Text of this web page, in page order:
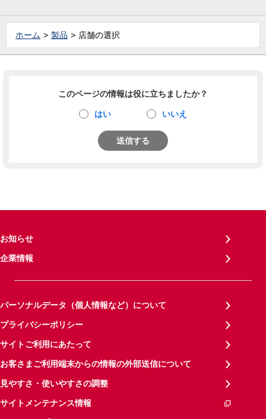
ホーム 製品 店舗の選択
このページの情報は役に立ちましたか？
はい いいえ
送信する
お知らせ
企業情報
パーソナルデータ（個人情報など）について
プライバシーポリシー
サイトご利用にあたって
お客さまご利用端末からの情報の外部送信について
見やすさ・使いやすさの調整
サイトメンテナンス情報